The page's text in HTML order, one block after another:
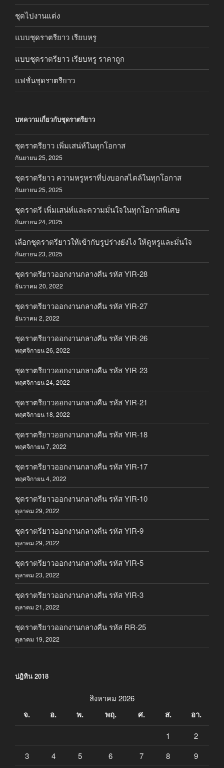
ชุดไปงานแต่ง
แบบชุดราตรียาว เรียบหรู
แบบชุดราตรียาว เรียบหรู ราคาถูก
แฟชั่นชุดราตรียาว
บทความเกี่ยวกับชุดราตรียาว
ชุดราตรียาว เพิ่มเสน่ห์ในทุกโอกาส
กันยายน 25, 2025
ชุดราตรียาว ความหรูหราที่บ่งบอกสไตล์ในทุกโอกาส
กันยายน 25, 2025
ชุดราตรี เพิ่มเสน่ห์และความมั่นใจในทุกโอกาสพิเศษ
กันยายน 24, 2025
เลือกชุดราตรียาวให้เข้ากับรูปร่างยังไง ให้ดูหรูและมั่นใจ
กันยายน 23, 2025
ชุดราตรียาวออกงานกลางคืน รหัส YIR-28
ธันวาคม 20, 2022
ชุดราตรียาวออกงานกลางคืน รหัส YIR-27
ธันวาคม 2, 2022
ชุดราตรียาวออกงานกลางคืน รหัส YIR-26
พฤศจิกายน 26, 2022
ชุดราตรียาวออกงานกลางคืน รหัส YIR-23
พฤศจิกายน 24, 2022
ชุดราตรียาวออกงานกลางคืน รหัส YIR-21
พฤศจิกายน 18, 2022
ชุดราตรียาวออกงานกลางคืน รหัส YIR-18
พฤศจิกายน 7, 2022
ชุดราตรียาวออกงานกลางคืน รหัส YIR-17
พฤศจิกายน 4, 2022
ชุดราตรียาวออกงานกลางคืน รหัส YIR-10
ตุลาคม 29, 2022
ชุดราตรียาวออกงานกลางคืน รหัส YIR-9
ตุลาคม 29, 2022
ชุดราตรียาวออกงานกลางคืน รหัส YIR-5
ตุลาคม 23, 2022
ชุดราตรียาวออกงานกลางคืน รหัส YIR-3
ตุลาคม 21, 2022
ชุดราตรียาวออกงานกลางคืน รหัส RR-25
ตุลาคม 19, 2022
ปฎิทิน 2018
สิงหาคม 2026
จ. อ. พ. พฤ. ศ. ส. อา.
1
2
3
4 5 6 7 8 9